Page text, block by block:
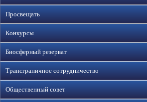
Просвещать
Конкурсы
Биосферный резерват
Трансграничное сотрудничество
Общественный совет